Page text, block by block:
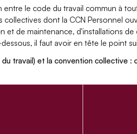
le code du travail commun à
dont la CCN Personnel
et de maintenance, d'installations
il faut avoir en tête le point
travail) et la convention collective :